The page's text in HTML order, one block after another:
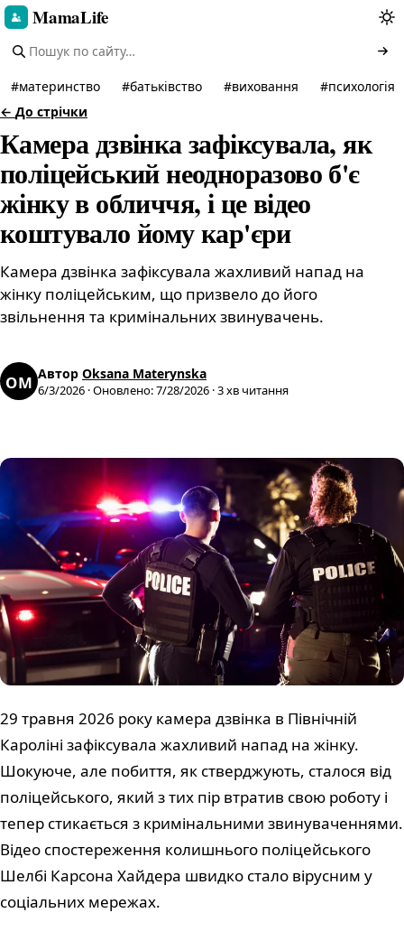
MamaLife
#материнство #батьківство #виховання #психологія
← До стрічки
Камера дзвінка зафіксувала, як
поліцейський неодноразово б'є
жінку в обличчя, і це відео
коштувало йому кар'єри
Камера дзвінка зафіксувала жахливий напад на
жінку поліцейським, що призвело до його
звільнення та кримінальних звинувачень.
OM Автор Oksana Materynska
6/3/2026 ·Оновлено:7/28/2026 ·3хв читання
29 травня 2026 року камера дзвінка в Північній
Кароліні зафіксувала жахливий напад на жінку.
Шокуюче, але побиття, як стверджують, сталося від
поліцейського, який з тих пір втратив свою роботу і
тепер стикається з кримінальними звинуваченнями.
Відео спостереження колишнього поліцейського
Шелбі Карсона Хайдера швидко стало вірусним у
соціальних мережах.